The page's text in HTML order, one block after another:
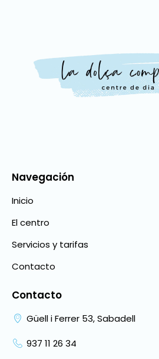
Navegación
Inicio
El centro
Servicios y tarifas
Contacto
Contacto
Güell i Ferrer 53, Sabadell
937 11 26 34